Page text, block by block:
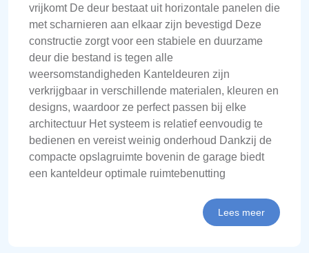
vrijkomt De deur bestaat uit horizontale panelen die
met scharnieren aan elkaar zijn bevestigd Deze
constructie zorgt voor een stabiele en duurzame
deur die bestand is tegen alle
weersomstandigheden Kanteldeuren zijn
verkrijgbaar in verschillende materialen, kleuren en
designs, waardoor ze perfect passen bij elke
architectuur Het systeem is relatief eenvoudig te
bedienen en vereist weinig onderhoud Dankzij de
compacte opslagruimte bovenin de garage biedt
een kanteldeur optimale ruimtebenutting
Lees meer